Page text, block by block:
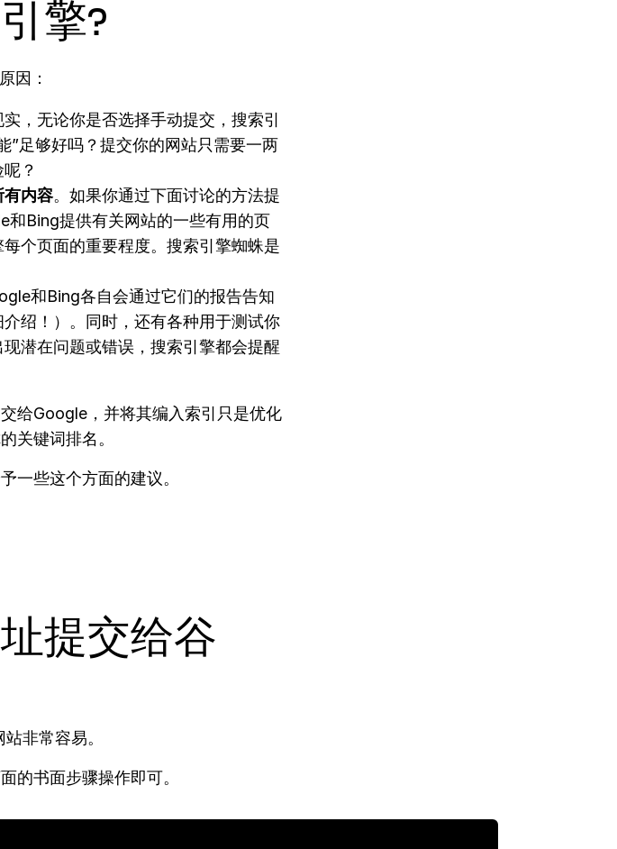
擎?
因：
，无论你是否选择手动提交，搜索引
”足够好吗？提交你的网站只需要一两
？
有内容。如果你通过下面讨论的方法提
和Bing提供有关网站的一些有用的页
个页面的重要程度。搜索引擎蜘蛛是
和Bing各自会通过它们的报告告知
绍！）。同时，还有各种用于测试你
潜在问题或错误，搜索引擎都会提醒
给Google，并将其编入索引只是优化
关键词排名。
一些这个方面的建议。
提交给谷
非常容易。
的书面步骤操作即可。